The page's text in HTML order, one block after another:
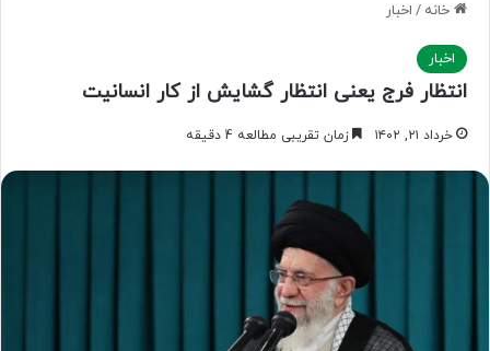
خانه / اخبار
اخبار
انتظار فرج یعنی انتظار گشایش از کار انسانیت
خرداد ۲۱, ۱۴۰۲ زمان تقریبی مطالعه 4 دقیقه